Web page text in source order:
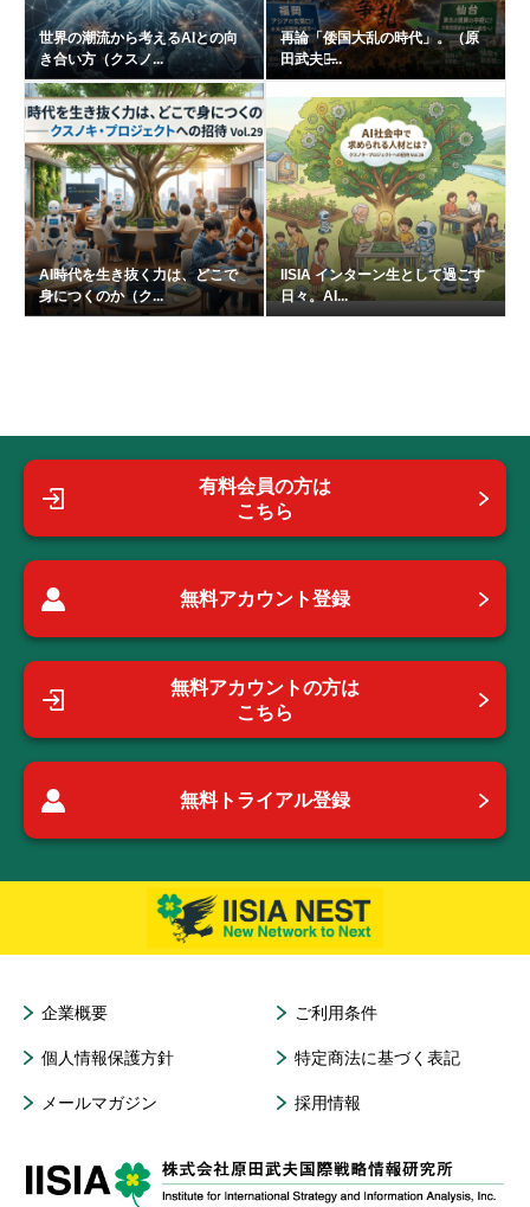
世界の潮流から考えるAIとの向
き合い方（クスノ...
再論「倭国大乱の時代」。（原
田武夫の̶...
AI時代を生き抜く力は、どこで
身につくのか（ク...
IISIA インターン生として過ごす
日々。AI...
有料会員の方は
こちら
無料アカウント登録
無料アカウントの方は
こちら
無料トライアル登録
企業概要 ご利用条件
個人情報保護方針 特定商法に基づく表記
メールマガジン 採用情報